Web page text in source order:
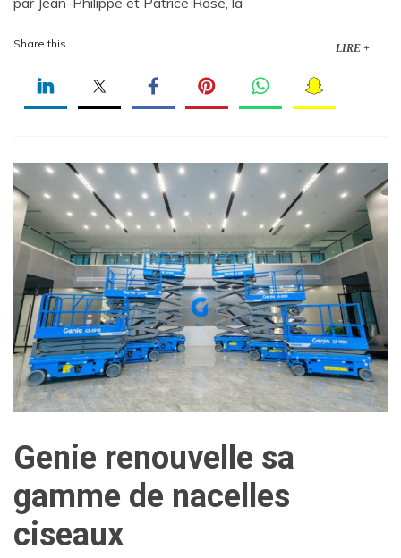
Share this... LIRE +
Genie renouvelle sa
gamme de nacelles
ciseaux